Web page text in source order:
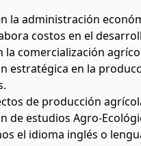
la administración
costos en el
la comercialización
estratégica en la
de producción
de estudios Agro-
el idioma inglés o